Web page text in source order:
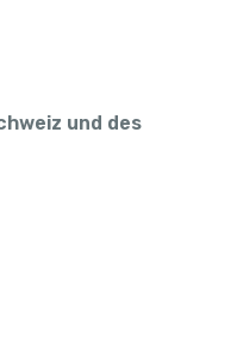
und des